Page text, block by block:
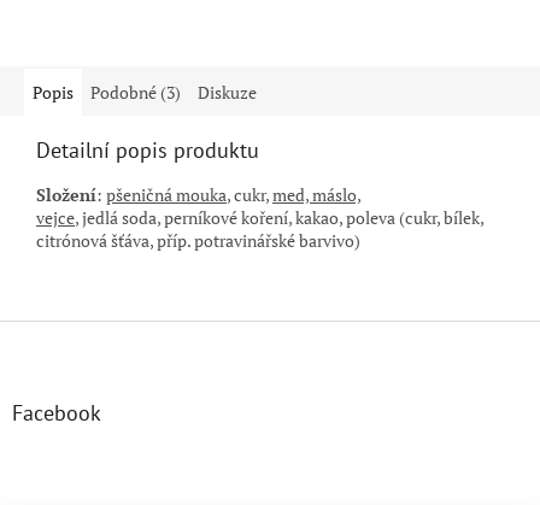
Popis Podobné (3) Diskuze
Detailní popis produktu
Složení: pšeničná mouka, cukr,med, máslo,
vejce,jedlásoda,perníkové koření, kakao,poleva (cukr, bílek,
citrónová šťáva,příp. potravinářské barvivo)
Facebook